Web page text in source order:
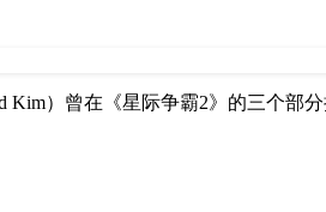
Kim）曾在《星际争霸2》的三个部